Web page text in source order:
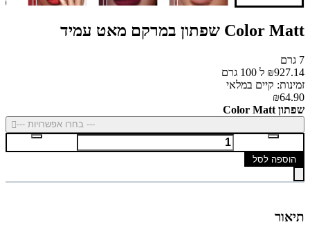
Color Matt שפתון במרקם מאט עמיד
7 גרם
₪927.14 ל 100 גרם
זמינות: קיים במלאי
₪64.90
שפתון Color Matt
--- בחרו אפשרויות ---
הוספה לסל
תיאור